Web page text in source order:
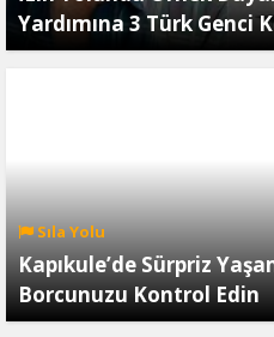
Yardımına 3 Türk Genci
Sıla Yolu
Kapıkule’de Sürpriz
Borcunuzu Kontrol Edin